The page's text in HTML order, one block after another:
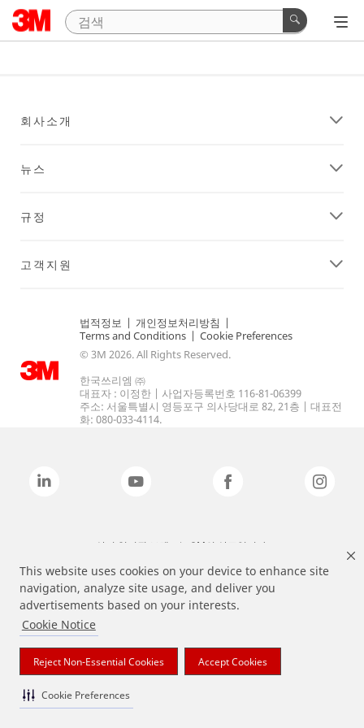
This website uses cookies on your device to enhance site
navigation, analyze site usage, and deliver you
advertisements based on your interests.
Cookie Notice
Reject Non-Essential Cookies Accept Cookies
Cookie Preferences
회사소개
뉴스
규정
고객지원
법적정보 | 개인정보처리방침 |
Terms and Conditions | Cookie Preferences
© 3M 2026. All Rights Reserved.
한국쓰리엠 ㈜
대표자 : 이정한 | 사업자등록번호 116-81-06399
주소: 서울특별시 영등포구 의사당대로 82, 21층 | 대표전
화: 080-033-4114.
상기 열거된 브랜드는 3M의 상표입니다.